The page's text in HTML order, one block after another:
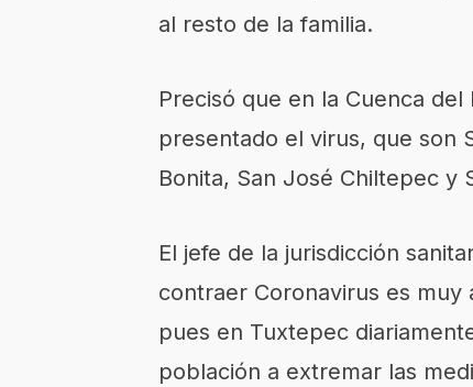
al resto de la familia.
Precisó que en la Cuenca
presentado el virus, que son
Bonita, San José Chiltepec y
El jefe de la jurisdicción
contraer Coronavirus es
pues en Tuxtepec
población a extremar las